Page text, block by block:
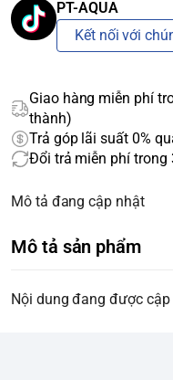
PT-AQUA
Kết nối với
Giao hàng miễn phí
thành)
Trả góp lãi suất 0%
Đổi trả miễn phí trong
Mô tả đang cập nhật
Mô tả sản phẩm
Nội dung đang được